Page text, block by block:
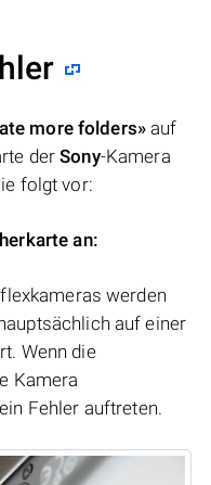
more folders»auf
derSony-Kamera
folgt vor:
an:
werden
auf einer
Wenn die
Kamera
Fehler auftreten.